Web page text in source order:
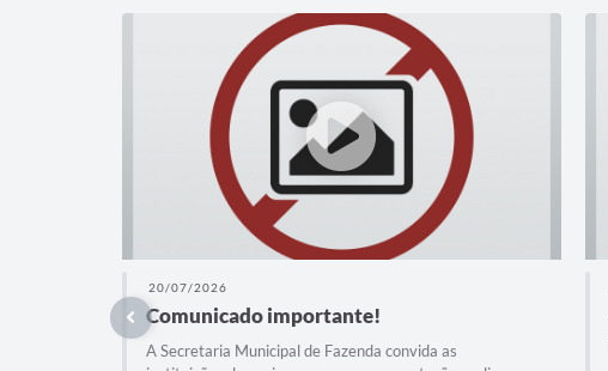
20/07/2026
Comunicado importante!
A Secretaria Municipal de Fazenda convida as